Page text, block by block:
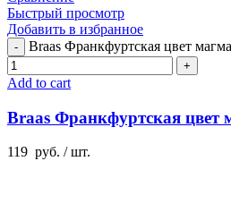
Быстрый просмотр
Добавить в избранное
Braas Франкфуртская цвет
Add to cart
Braas Франкфуртская цвет
119 руб. / шт.